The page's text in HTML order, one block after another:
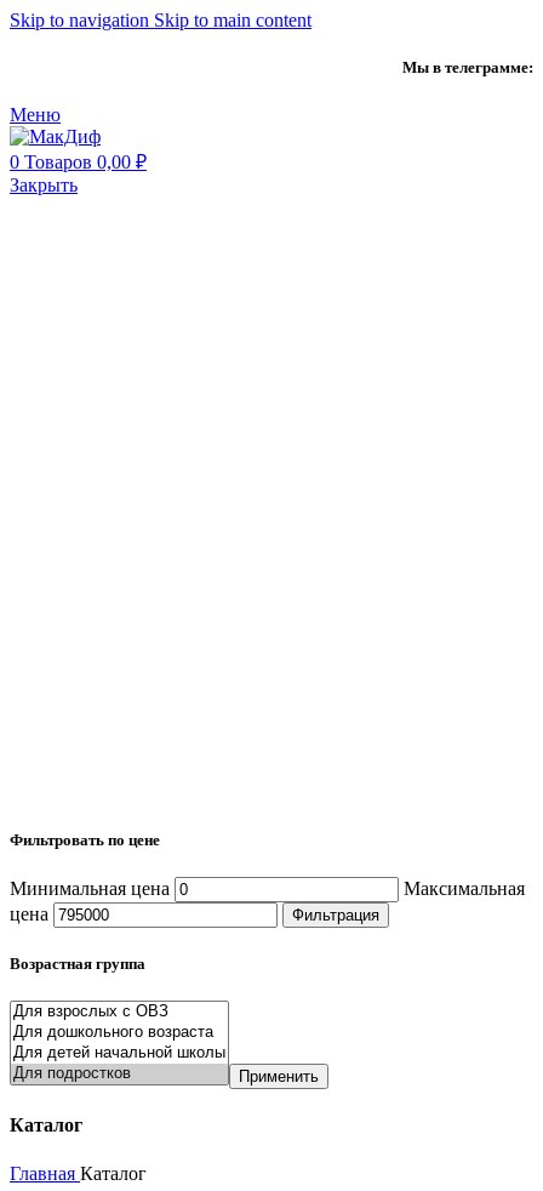
Skip to navigation Skip to main content
Мы в телеграмме:
Меню
0 Товаров 0,00 ₽
Закрыть
Фильтровать по цене
Минимальная цена
Максимальная
цена
Фильтрация
Возрастная группа
Применить
Каталог
Главная Каталог